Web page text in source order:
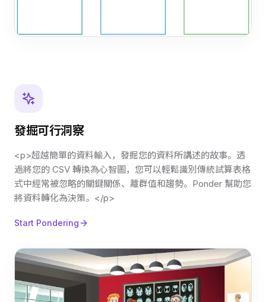
發掘可行洞察
<p>超越簡單的資料輸入，發掘您的資料所講述的故事。透
過將您的 CSV 轉換為心智圖，您可以輕鬆識別傳統試算表格
式中經常被忽略的關鍵關係、離群值和趨勢。Ponder 幫助您
將資料轉化為決策。</p>
Start Pondering